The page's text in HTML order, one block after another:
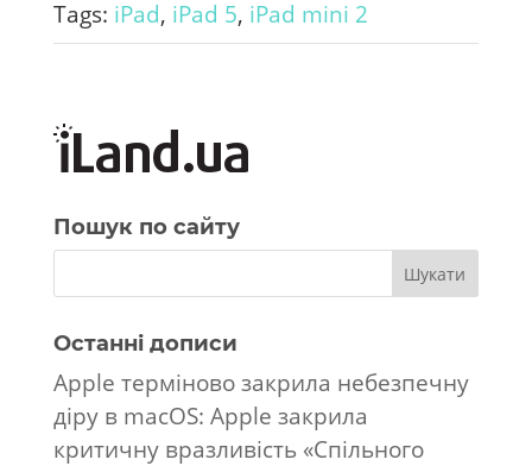
Tags: iPad, iPad 5, iPad mini 2
Пошук по сайту
Останні дописи
Apple терміново закрила небезпечну
діру в macOS: Apple закрила
критичну вразливість «Спільного